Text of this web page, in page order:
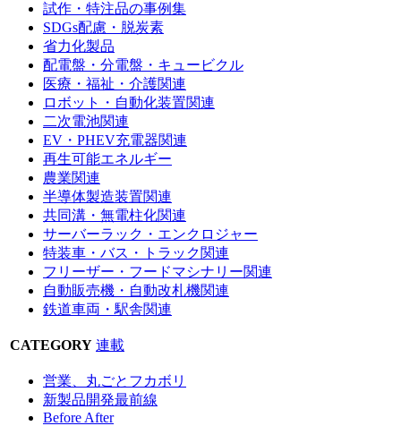
試作・特注品の事例集
SDGs配慮・脱炭素
省力化製品
配電盤・分電盤・キュービクル
医療・福祉・介護関連
ロボット・自動化装置関連
二次電池関連
EV・PHEV充電器関連
再生可能エネルギー
農業関連
半導体製造装置関連
共同溝・無電柱化関連
サーバーラック・エンクロジャー
特装車・バス・トラック関連
フリーザー・フードマシナリー関連
自動販売機・自動改札機関連
鉄道車両・駅舎関連
CATEGORY 連載
営業、丸ごとフカボリ
新製品開発最前線
Before After